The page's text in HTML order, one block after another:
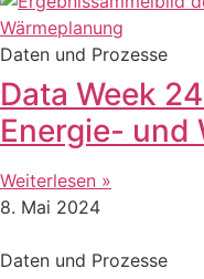
Daten und Prozesse
Data Week
Energie- und
Weiterlesen »
8. Mai 2024
Daten und Prozesse